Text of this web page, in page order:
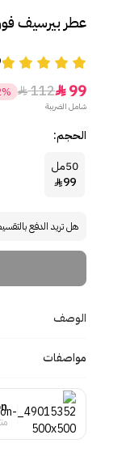
عطر بيرسيف
99

112

شامل الضريبة
الحجم:
50مل
99

هل تريد الدفع
الوصف
مواصفات